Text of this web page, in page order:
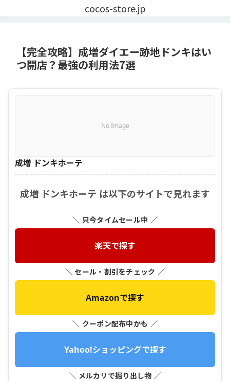
cocos-store.jp
【完全攻略】成増ダイエー跡地ドンキはい
つ開店？最強の利用法7選
No Image
成増 ドンキホーテ
成増 ドンキホーテ は以下のサイトで見れます
＼ 只今タイムセール中 ／
楽天で探す
＼ セール・割引をチェック ／
Amazonで探す
＼ クーポン配布中かも ／
Yahoo!ショッピングで探す
＼ メルカリで掘り出し物 ／